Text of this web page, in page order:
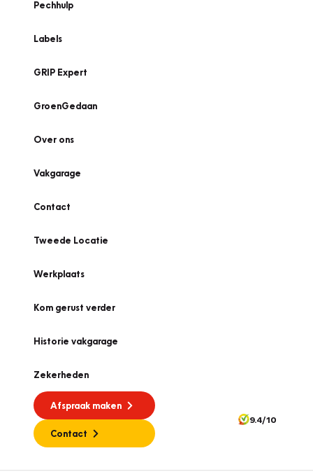
Pechhulp
Labels
GRIP Expert
GroenGedaan
Over ons
Vakgarage
Contact
Tweede Locatie
Werkplaats
Kom gerust verder
Historie vakgarage
Zekerheden
Afspraak maken
Contact
9.4/10